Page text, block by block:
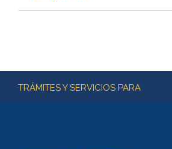
Más información
TRÁMITES Y SERVICIOS PARA